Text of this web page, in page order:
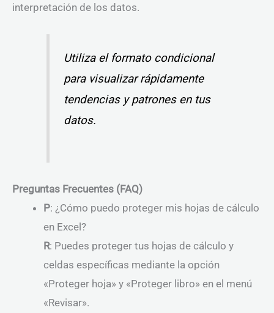
interpretación de los datos.
Utiliza el formato condicional
para visualizar rápidamente
tendencias y patrones en tus
datos.
Preguntas Frecuentes (FAQ)
P: ¿Cómo puedo proteger mis hojas de cálculo
en Excel?
R: Puedes proteger tus hojas de cálculo y
celdas específicas mediante la opción
«Proteger hoja» y «Proteger libro» en el menú
«Revisar».